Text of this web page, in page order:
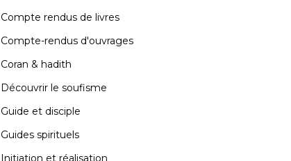
Compte rendus de livres
Compte-rendus d'ouvrages
Coran & hadith
Découvrir le soufisme
Guide et disciple
Guides spirituels
Initiation et réalisation